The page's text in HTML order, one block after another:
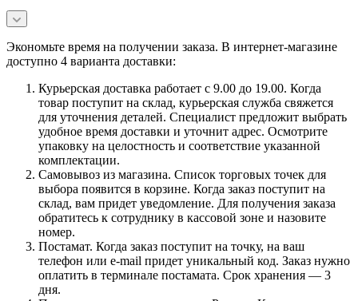
Экономьте время на получении заказа. В интернет-магазине
доступно 4 варианта доставки:
Курьерская доставка работает с 9.00 до 19.00. Когда
товар поступит на склад, курьерская служба свяжется
для уточнения деталей. Специалист предложит выбрать
удобное время доставки и уточнит адрес. Осмотрите
упаковку на целостность и соответствие указанной
комплектации.
Самовывоз из магазина. Список торговых точек для
выбора появится в корзине. Когда заказ поступит на
склад, вам придет уведомление. Для получения заказа
обратитесь к сотруднику в кассовой зоне и назовите
номер.
Постамат. Когда заказ поступит на точку, на ваш
телефон или e-mail придет уникальный код. Заказ нужно
оплатить в терминале постамата. Срок хранения — 3
дня.